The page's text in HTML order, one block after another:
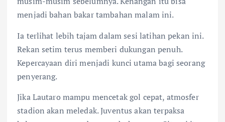
menjadi bahan bakar tambahan malam ini.
Ia terlihat lebih tajam dalam sesi latihan pekan ini.
Rekan setim terus memberi dukungan penuh.
Kepercayaan diri menjadi kunci utama bagi seorang
penyerang.
Jika Lautaro mampu mencetak gol cepat, atmosfer
stadion akan meledak. Juventus akan terpaksa